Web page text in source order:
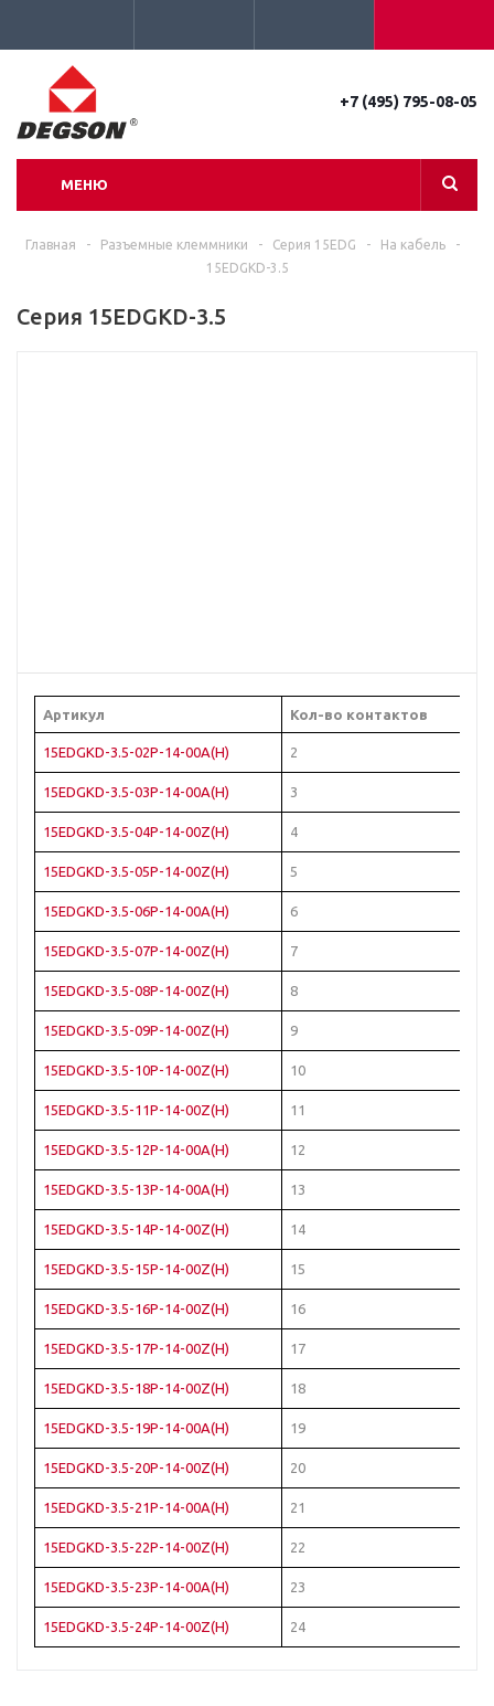
+7 (495) 795-08-05
МЕНЮ
Главная - Разъемные клеммники - Серия 15EDG - На кабель
-
15EDGKD-3.5
Серия 15EDGKD-3.5
Артикул Кол-во контактов
15EDGKD-3.5-02P-14-00A(H) 2
15EDGKD-3.5-03P-14-00A(H) 3
15EDGKD-3.5-04P-14-00Z(H) 4
15EDGKD-3.5-05P-14-00Z(H) 5
15EDGKD-3.5-06P-14-00A(H) 6
15EDGKD-3.5-07P-14-00Z(H) 7
15EDGKD-3.5-08P-14-00Z(H) 8
15EDGKD-3.5-09P-14-00Z(H) 9
15EDGKD-3.5-10P-14-00Z(H) 10
15EDGKD-3.5-11P-14-00Z(H) 11
15EDGKD-3.5-12P-14-00A(H) 12
15EDGKD-3.5-13P-14-00A(H) 13
15EDGKD-3.5-14P-14-00Z(H) 14
15EDGKD-3.5-15P-14-00Z(H) 15
15EDGKD-3.5-16P-14-00Z(H) 16
15EDGKD-3.5-17P-14-00Z(H) 17
15EDGKD-3.5-18P-14-00Z(H) 18
15EDGKD-3.5-19P-14-00A(H) 19
15EDGKD-3.5-20P-14-00Z(H) 20
15EDGKD-3.5-21P-14-00A(H) 21
15EDGKD-3.5-22P-14-00Z(H) 22
15EDGKD-3.5-23P-14-00A(H) 23
15EDGKD-3.5-24P-14-00Z(H) 24